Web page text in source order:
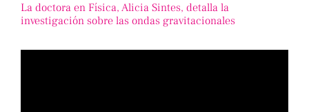
La doctora en Física, Alicia Sintes, detalla la
investigación sobre las ondas gravitacionales